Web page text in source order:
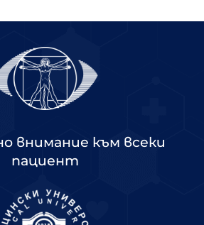
внимание към всеки
пациент